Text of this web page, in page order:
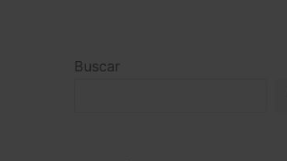
Buscar